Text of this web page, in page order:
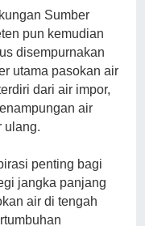
Sumber
pun kemudian
disempurnakan
utama pasokan air
dari air impor,
air
ulang.
penting bagi
jangka panjang
air di tengah